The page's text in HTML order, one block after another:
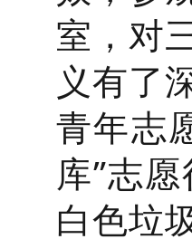
室，对
义有了
青年志
库”志
白色垃